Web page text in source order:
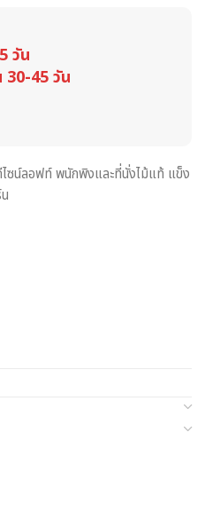
วัน
30-45 วัน
ไซน์ลอฟท์ พนักพิงและที่นั่งไม้แท้ แข็ง